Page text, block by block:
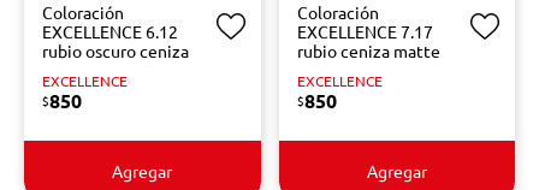
Coloración
EXCELLENCE 6.12
rubio oscuro ceniza
EXCELLENCE
$850
Agregar
Coloración
EXCELLENCE 7.17
rubio ceniza matte
EXCELLENCE
$850
Agregar